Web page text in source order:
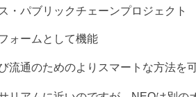
・パブリックチェーンプロジェクト
ォームとして機能
流通のためのよりスマートな方法を